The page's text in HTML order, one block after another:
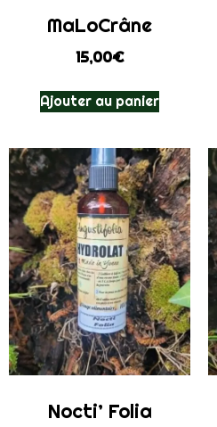
MaLoCrâne
15,00€
Ajouter au panier
Nocti’ Folia